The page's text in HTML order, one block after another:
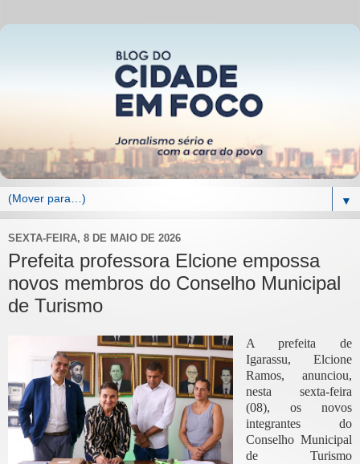
▼
SEXTA-FEIRA, 8 DE MAIO DE 2026
Prefeita professora Elcione empossa
novos membros do Conselho Municipal
de Turismo
A prefeita de
Igarassu, Elcione
Ramos, anunciou,
nesta sexta-feira
(08), os novos
integrantes do
Conselho Municipal
de Turismo